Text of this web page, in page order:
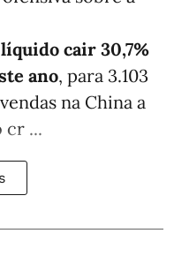
cair 30,7%
ano, para 3.103
na China a
cr ...